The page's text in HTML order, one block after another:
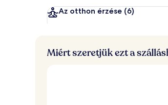
Az otthon érzése (6)
Miért szeretjük ezt a